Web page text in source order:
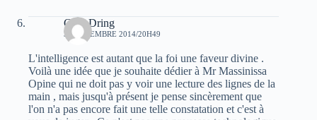
Guel Dring
31 DÉCEMBRE 2014/20H49
L'intelligence est autant que la foi une faveur divine .
Voilà une idée que je souhaite dédier à Mr Massinissa
Opine qui ne doit pas y voir une lecture des lignes de la
main , mais jusqu'à présent je pense sincèrement que
l'on n'a pas encore fait une telle constatation et c'est à